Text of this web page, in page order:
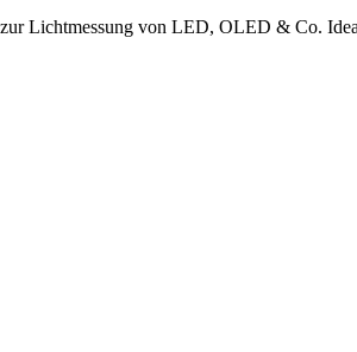
Lichtmessung von LED, OLED & Co.